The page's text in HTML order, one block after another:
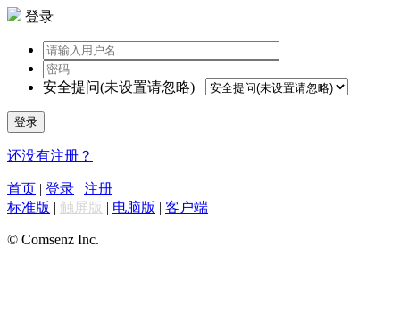
登录
安全提问(未设置请忽略)
登录
还没有注册？
首页 | 登录 | 注册
标准版 | 触屏版 | 电脑版 | 客户端
© Comsenz Inc.